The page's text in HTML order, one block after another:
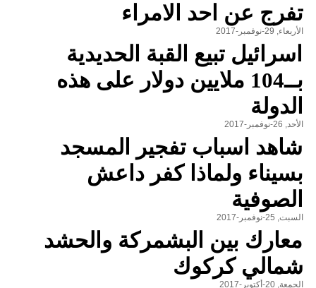
تفرج عن احد الامراء
الأربعاء, 29-نوفمبر-2017
اسرائيل تبيع القبة الحديدية
بــ104 ملايين دولار على هذه
الدولة
الأحد, 26-نوفمبر-2017
شاهد اسباب تفجير المسجد
بسيناء ولماذا كفر داعش
الصوفية
السبت, 25-نوفمبر-2017
معارك بين البشمركة والحشد
شمالي كركوك
الجمعة, 20-أكتوبر-2017